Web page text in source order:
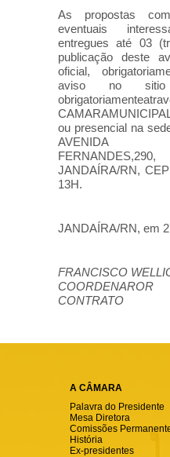
As propostas
eventuais
entregues até 03
publicação deste
oficial,
aviso no sitio
ou presencial na
AVENIDA
JANDAÍRA/RN,
13H.
JANDAÍRA/RN, em
FRANCISCO
CONTRATO
A CÂMARA
Palavra do Presidente
Mesa Diretora
Comissões
História
Ex-presidentes